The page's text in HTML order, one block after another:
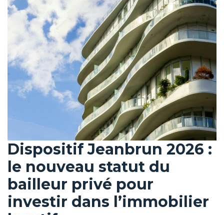
Dispositif Jeanbrun 2026 :
le nouveau statut du
bailleur privé pour
investir dans l’immobilier